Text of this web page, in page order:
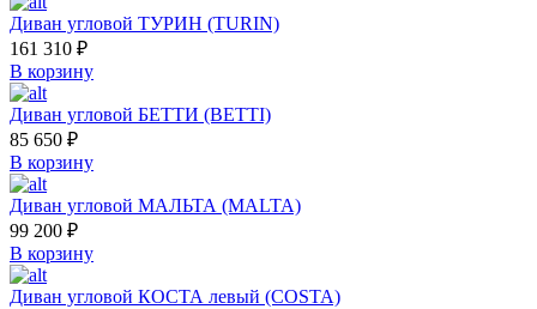
Диван угловой ТУРИН (TURIN)
161 310 ₽
В корзину
Диван угловой БЕТТИ (BETTI)
85 650 ₽
В корзину
Диван угловой МАЛЬТА (MALTA)
99 200 ₽
В корзину
Диван угловой КОСТА левый (COSTA)